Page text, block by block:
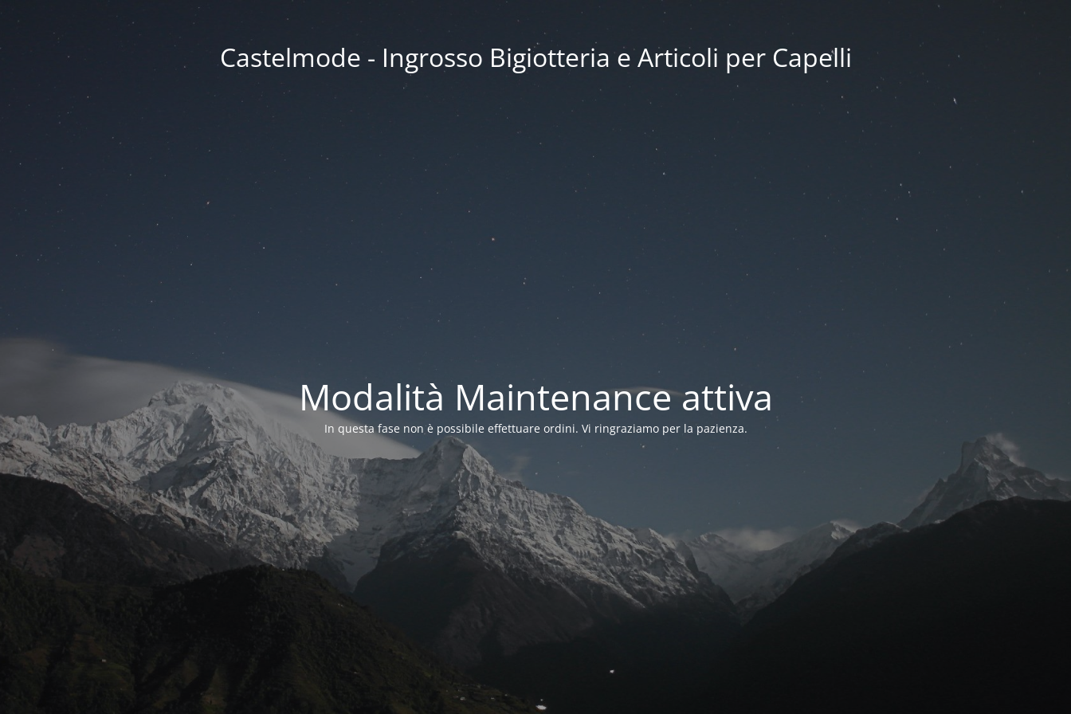
Castelmode - Ingrosso Bigiotteria e Articoli per Capelli
Modalità Maintenance attiva
In questa fase non è possibile effettuare ordini. Vi ringraziamo per la pazienza.